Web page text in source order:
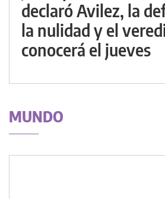
declaró Avilez, la
la nulidad y el
conocerá el jueves
MUNDO